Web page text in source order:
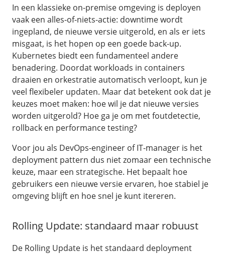
/Security & Compliance
Digitale toegankelijkheid
Verhuishulp
GDPR Protect
SiteSweep
SSL
VPS
In een klassieke on-premise omgeving is deployen
vaak een alles-of-niets-actie: downtime wordt
ingepland, de nieuwe versie uitgerold, en als er iets
misgaat, is het hopen op een goede back-up.
Kubernetes biedt een fundamenteel andere
benadering. Doordat workloads in containers
draaien en orkestratie automatisch verloopt, kun je
veel flexibeler updaten. Maar dat betekent ook dat je
keuzes moet maken: hoe wil je dat nieuwe versies
worden uitgerold? Hoe ga je om met foutdetectie,
rollback en performance testing?
Voor jou als DevOps-engineer of IT-manager is het
deployment pattern dus niet zomaar een technische
keuze, maar een strategische. Het bepaalt hoe
gebruikers een nieuwe versie ervaren, hoe stabiel je
omgeving blijft en hoe snel je kunt itereren.
Rolling Update: standaard maar robuust
De Rolling Update is het standaard deployment